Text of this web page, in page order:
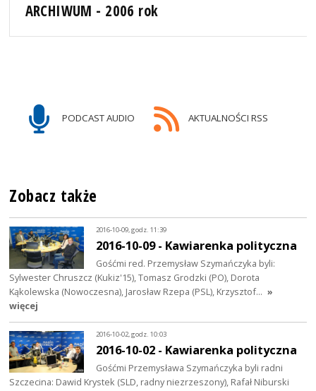
ARCHIWUM - 2006 rok
PODCAST AUDIO AKTUALNOŚCI RSS
Zobacz także
2016-10-09, godz. 11:39
2016-10-09 - Kawiarenka polityczna
Gośćmi red. Przemysław Szymańczyka byli:
Sylwester Chruszcz (Kukiz'15), Tomasz Grodzki (PO), Dorota
Kąkolewska (Nowoczesna), Jarosław Rzepa (PSL), Krzysztof… »
więcej
2016-10-02, godz. 10:03
2016-10-02 - Kawiarenka polityczna
Gośćmi Przemysława Szymańczyka byli radni
Szczecina: Dawid Krystek (SLD, radny niezrzeszony), Rafał Niburski